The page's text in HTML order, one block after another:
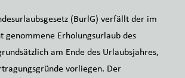
(BurlG) verfällt der im
genommene Erholungsurlaub des
am Ende des Urlaubsjahres,
vorliegen. Der